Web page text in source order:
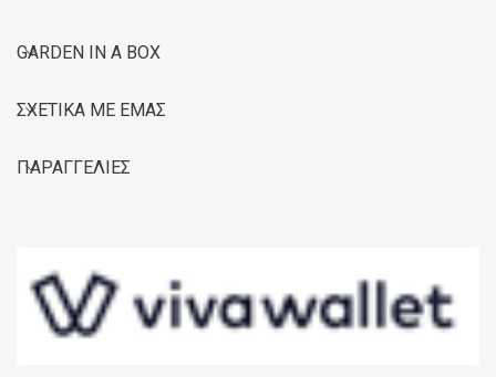
GARDEN IN A BOX
ΣΧΕΤΙΚΑ ΜΕ ΕΜΑΣ
ΠΑΡΑΓΓΕΛΙΕΣ